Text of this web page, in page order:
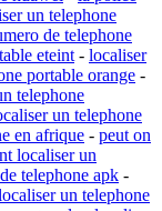
un telephone
de telephone
eteint - localiser
portable orange -
telephone
un telephone
en afrique - peut on
localiser un
telephone apk -
un telephone